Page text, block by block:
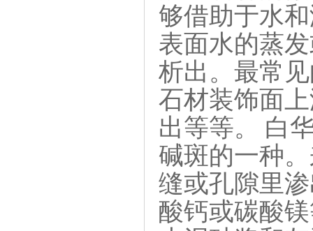
够借助于水
表面水的蒸
析出。最常
石材装饰面
出等等。 白
碱斑的一种
缝或孔隙里
酸钙或碳酸